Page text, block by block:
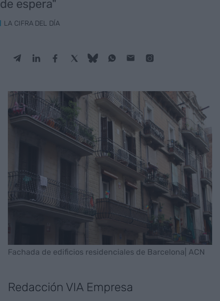
de espera"
LA CIFRA DEL DÍA
Fachada de edificios residenciales de Barcelona| ACN
Redacción VIA Empresa